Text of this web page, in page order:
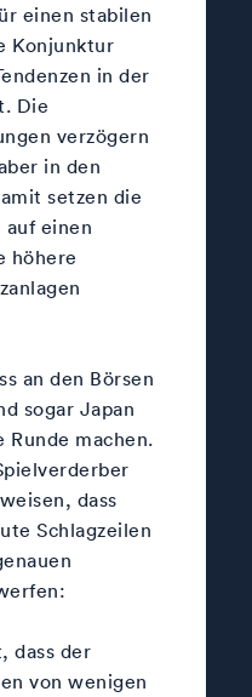
einen stabilen
Konjunktur
in der
Die
verzögern
in den
setzen die
einen
höhere
an den Börsen
sogar Japan
Runde machen.
dass
Schlagzeilen
dass der
von wenigen